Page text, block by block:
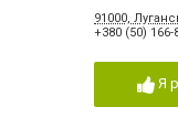
91000,
+380 (50) 166-
Я